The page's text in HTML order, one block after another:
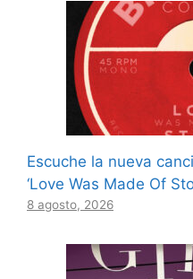
Escuche la nueva
‘Love Was Made Of
8 agosto, 2026